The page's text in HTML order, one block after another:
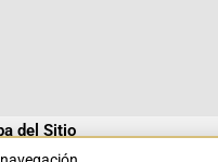
del Sitio